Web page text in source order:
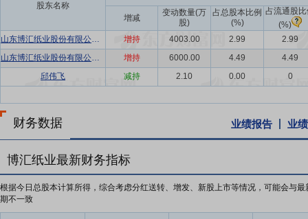
股东名称
增减
变动数量(万
股)
占总股本比例
(%)
占流通股
(%)
山东博汇纸业股份有限公司-奋斗者员工持股计划
增持 4003.00 2.99
2.99
山东博汇纸业股份有限公司-领航者员工持股计划
增持 6000.00 4.49
4.49
邱伟飞
减持 2.10 0.00 0
财务数据 业绩报告 业
博汇纸业最新财务指标
根据今日总股本计算所得，综合考虑分红送转、增发、新股上市等情况，可能会与最
期不一致